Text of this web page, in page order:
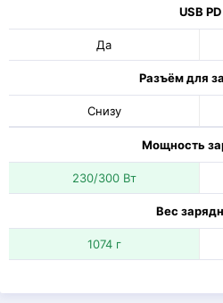
USB PD
Да
Разъём для
Снизу
Мощность
230/300 Вт
Вес
1074 г